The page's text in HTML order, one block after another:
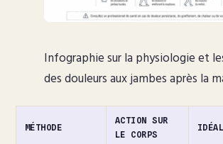
Infographie sur la physiologie et
des douleurs aux jambes après la
MÉTHODE
ACTION SUR
LE CORPS